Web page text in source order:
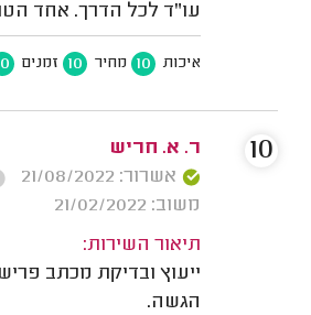
עו"ד לכל הדרך. אחד
איכות 10 מחיר 10 זמנים
ר. א. חריש
אשרור: 21/08/2022
משוב: 21/02/2022
תיאור השירות:
ייעוץ ובדיקת מכתב
הגשה.
10